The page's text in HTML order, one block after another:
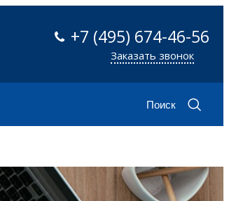
+7 (495) 674-46-56
Заказать звонок
Поиск